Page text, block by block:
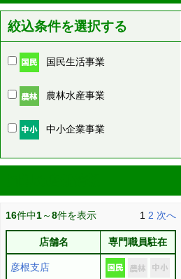
絞込条件を選択する
国民生活事業
農林水産事業
中小企業事業
16件中1～8件を表示 1 2 次へ
店舗名 専門職員駐在
彦根支店